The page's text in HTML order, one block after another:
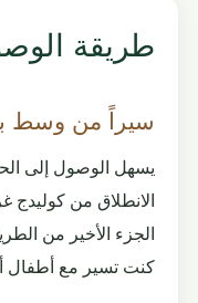
طريقة
سيراً من وسط
يسهل الوصول إلى
الجزء الأخير من
كنت تسير مع أطفال